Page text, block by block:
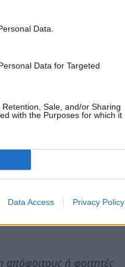
Data.
Data for Targeted
Sale, and/or Sharing
with the Purposes for which it
Data Access Privacy Policy
όχι μόνο
οργάνων.
του ίδιου, κατά
πιθανά να είναι κι ο
παρατηρείται στα
επηρεάζει θετικά
απόφοιτους ή φοιτητές